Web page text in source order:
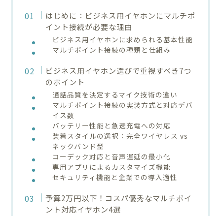
はじめに：ビジネス用イヤホンにマルチポ
イント接続が必要な理由
ビジネス用イヤホンに求められる基本性能
マルチポイント接続の種類と仕組み
ビジネス用イヤホン選びで重視すべき7つ
のポイント
通話品質を決定するマイク技術の違い
マルチポイント接続の実装方式と対応デバ
イス数
バッテリー性能と急速充電への対応
装着スタイルの選択：完全ワイヤレス vs
ネックバンド型
コーデック対応と音声遅延の最小化
専用アプリによるカスタマイズ機能
セキュリティ機能と企業での導入適性
予算2万円以下！コスパ優秀なマルチポイ
ント対応イヤホン4選